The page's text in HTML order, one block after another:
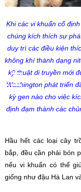
Khi các vi khuẩn cố
chúng kích thích sự
duy trì các điều kiện
không khí thành dạng
kỹ thuật di truyền mới
Washington phát triển
kỳ gen nào cho việc
định đạm thành các
Hầu hết các loại cây
bắp, đều cần phải bón
nếu vi khuẩn có thể
giống như đậu Hà Lan